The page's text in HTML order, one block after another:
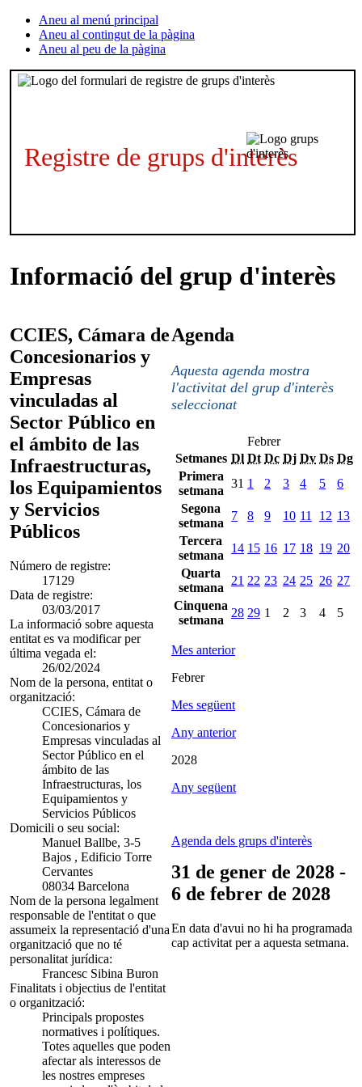
Aneu al menú principal
Aneu al contingut de la pàgina
Aneu al peu de la pàgina
Registre de grups d'interès
Informació del grup d'interès
CCIES, Cámara de
Concesionarios y
Empresas
vinculadas al
Sector Público en
el ámbito de las
Infraestructuras,
los Equipamientos
y Servicios
Públicos
Número de registre:
17129
Data de registre:
03/03/2017
La informació sobre aquesta
entitat es va modificar per
última vegada el:
26/02/2024
Nom de la persona, entitat o
organització:
CCIES, Cámara de
Concesionarios y
Empresas vinculadas al
Sector Público en el
ámbito de las
Infraestructuras, los
Equipamientos y
Servicios Públicos
Domicili o seu social:
Manuel Ballbe, 3-5
Bajos , Edificio Torre
Cervantes
08034 Barcelona
Nom de la persona legalment
responsable de l'entitat o que
assumeix la representació d'una
organització que no té
personalitat jurídica:
Francesc Sibina Buron
Finalitats i objectius de l'entitat
o organització:
Principals propostes
normatives i polítiques.
Totes aquelles que poden
afectar als interessos de
les nostres empreses
Agenda
Aquesta agenda mostra
l'activitat del grup d'interès
seleccionat
Febrer
Setmanes Dl Dt Dc Dj Dv Ds Dg
Primera
setmana
31 1 2 3 4 5
6
Segona
setmana
7 8 9 10 11 12 13
Tercera
setmana
14 15 16 17 18 19 20
Quarta
setmana
21 22 23 24 25 26 27
Cinquena
setmana
28 29 1 2 3 4 5
Mes anterior
Febrer
Mes següent
Any anterior
2028
Any següent
Agenda dels grups d'interès
31 de gener de 2028 -
6 de febrer de 2028
En data d'avui no hi ha programada
cap activitat per a aquesta setmana.